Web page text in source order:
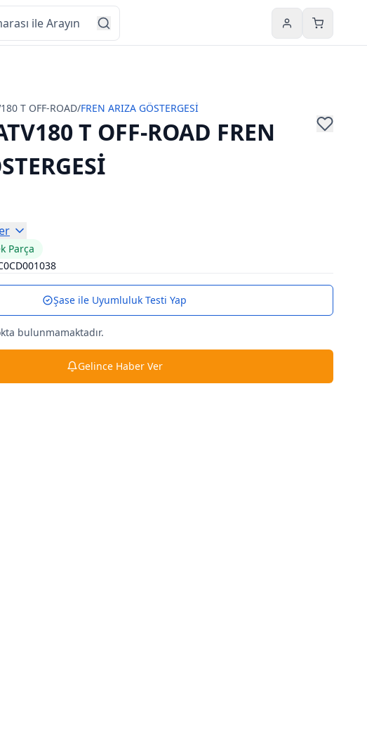
HesabımSepetim
T OFF-ROAD/FREN ARIZA GÖSTERGESİ
T OFF-ROAD FREN
Parça
Şase ile Uyumluluk Testi Yap
bulunmamaktadır.
Gelince Haber Ver